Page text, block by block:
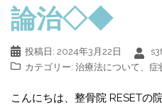
論治◇◆
投稿日: 2024年3月22日
カテゴリー: 治療法について 症
こんにちは、整骨院 RESETの